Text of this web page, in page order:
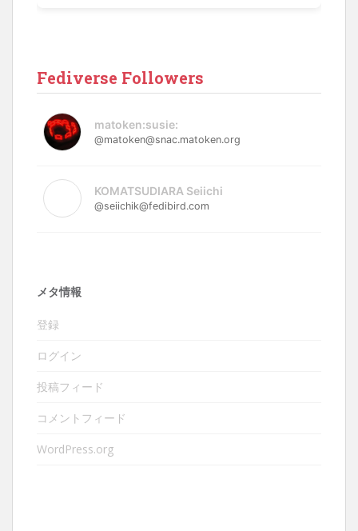
Fediverse Followers
matoken:susie:
@matoken@snac.matoken.org
KOMATSUDIARA Seiichi
@seiichik@fedibird.com
メタ情報
登録
ログイン
投稿フィード
コメントフィード
WordPress.org